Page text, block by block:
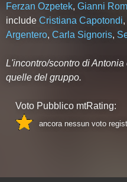
Ferzan Ozpetek, Gianni
include Cristiana Capotondi,
Argentero, Carla Signoris,
L'incontro/scontro di
quelle del gruppo.
Voto Pubblico mtRating:
ancora nessun voto